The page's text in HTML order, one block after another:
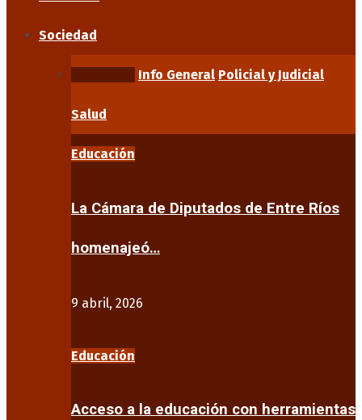
Sociedad
Info General Policial y Judicial
Salud
Educación
La Cámara de Diputados de Entre Ríos
homenajeó…
9 abril, 2026
Educación
Acceso a la educación con herramientas